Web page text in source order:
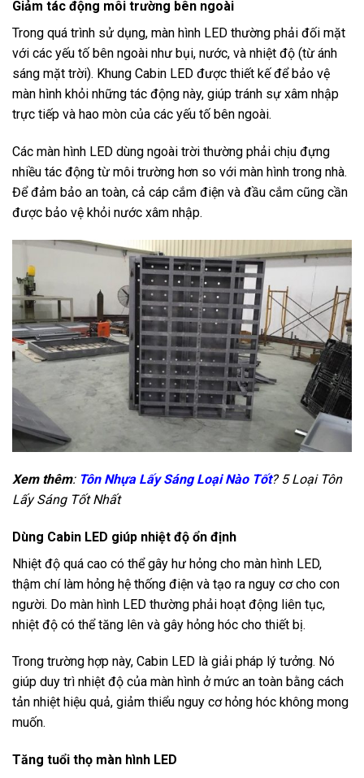
Giảm tác động môi trường bên ngoài
Trong quá trình sử dụng, màn hình LED thường phải đối mặt
với các yếu tố bên ngoài như bụi, nước, và nhiệt độ (từ ánh
sáng mặt trời). Khung Cabin LED được thiết kế để bảo vệ
màn hình khỏi những tác động này, giúp tránh sự xâm nhập
trực tiếp và hao mòn của các yếu tố bên ngoài.
Các màn hình LED dùng ngoài trời thường phải chịu đựng
nhiều tác động từ môi trường hơn so với màn hình trong nhà.
Để đảm bảo an toàn, cả cáp cắm điện và đầu cắm cũng cần
được bảo vệ khỏi nước xâm nhập.
Xem thêm: Tôn Nhựa Lấy Sáng Loại Nào Tốt? 5 Loại Tôn
Lấy Sáng Tốt Nhất
Dùng Cabin LED giúp nhiệt độ ổn định
Nhiệt độ quá cao có thể gây hư hỏng cho màn hình LED,
thậm chí làm hỏng hệ thống điện và tạo ra nguy cơ cho con
người. Do màn hình LED thường phải hoạt động liên tục,
nhiệt độ có thể tăng lên và gây hỏng hóc cho thiết bị.
Trong trường hợp này, Cabin LED là giải pháp lý tưởng. Nó
giúp duy trì nhiệt độ của màn hình ở mức an toàn bằng cách
tản nhiệt hiệu quả, giảm thiểu nguy cơ hỏng hóc không mong
muốn.
Tăng tuổi thọ màn hình LED